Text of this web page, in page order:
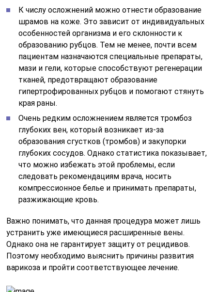
К числу осложнений можно отнести образование
шрамов на коже. Это зависит от индивидуальных
особенностей организма и его склонности к
образованию рубцов. Тем не менее, почти всем
пациентам назначаются специальные препараты,
мази и гели, которые способствуют регенерации
тканей, предотвращают образование
гипертрофированных рубцов и помогают стянуть
края раны.
Очень редким осложнением является тромбоз
глубоких вен, который возникает из-за
образования сгустков (тромбов) и закупорки
глубоких сосудов. Однако статистика показывает,
что можно избежать этой проблемы, если
следовать рекомендациям врача, носить
компрессионное белье и принимать препараты,
разжижающие кровь.
Важно понимать, что данная процедура может лишь
устранить уже имеющиеся расширенные вены.
Однако она не гарантирует защиту от рецидивов.
Поэтому необходимо выяснить причины развития
варикоза и пройти соответствующее лечение.